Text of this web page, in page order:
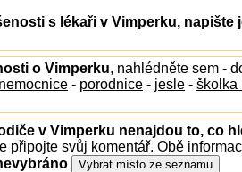
s lékaři v Vimperku,
o Vimperku, nahlédněte sem -
nemocnice - porodnice - jesle - školka
v Vimperku nenajdou to, co
připojte svůj komentář. Obě